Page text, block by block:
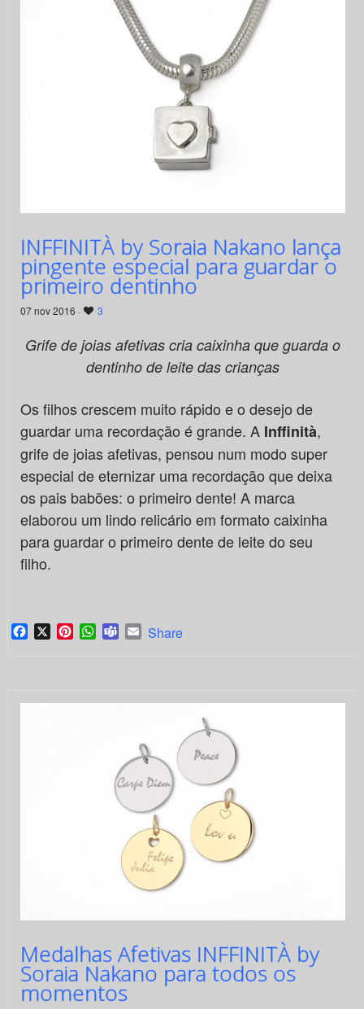
INFFINITÀ by Soraia Nakano lança
pingente especial para guardar o
primeiro dentinho
07 nov 2016 · 3
Grife de joias afetivas cria caixinha que guarda o
dentinho de leite das crianças
Os filhos crescem muito rápido e o desejo de
guardar uma recordação é grande. A Inffinità,
grife de joias afetivas, pensou num modo super
especial de eternizar uma recordação que deixa
os pais babões: o primeiro dente! A marca
elaborou um lindo relicário em formato caixinha
para guardar o primeiro dente de leite do seu
filho.
Facebook
X PinterestWhatsApp
TeamsEmail
Share
Medalhas Afetivas INFFINITÀ by
Soraia Nakano para todos os
momentos